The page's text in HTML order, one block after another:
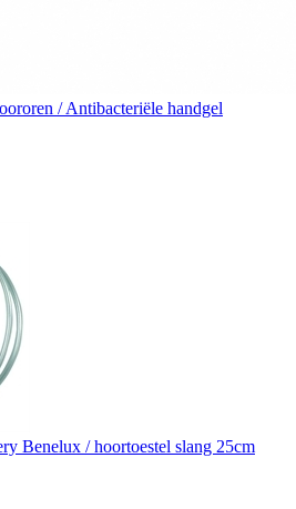
/ Antibacteriële handgel
Benelux / hoortoestel slang 25cm